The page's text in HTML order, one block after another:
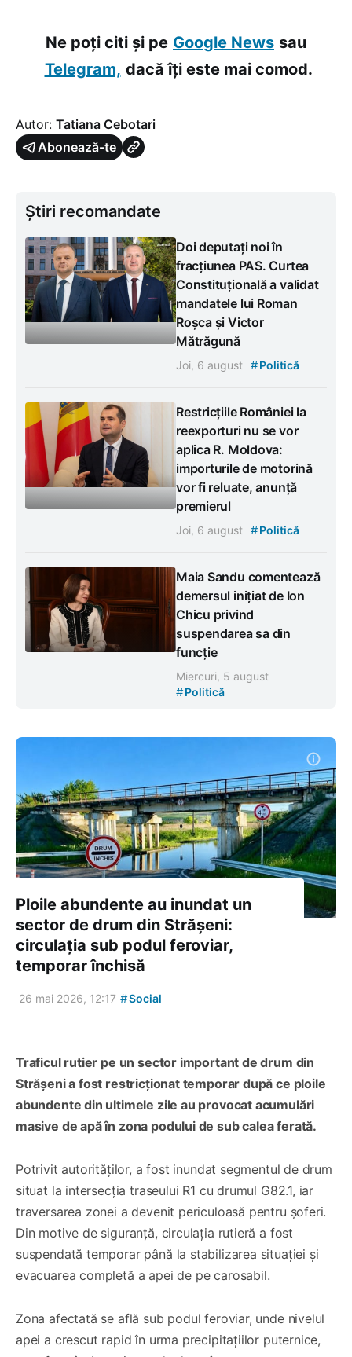
Ne poți citi și pe Google News sau
Telegram, dacă îți este mai comod.
Autor: Tatiana Cebotari
Abonează-te
Știri recomandate
Doi deputați noi în
fracțiunea PAS. Curtea
Constituțională a validat
mandatele lui Roman
Roșca și Victor
Mătrăgună
Joi, 6 august #Politică
Restricțiile României la
reexporturi nu se vor
aplica R. Moldova:
importurile de motorină
vor fi reluate, anunță
premierul
Joi, 6 august #Politică
Maia Sandu comentează
demersul inițiat de Ion
Chicu privind
suspendarea sa din
funcție
Miercuri, 5 august
#Politică
Ploile abundente au inundat un
sector de drum din Strășeni:
circulația sub podul feroviar,
temporar închisă
26 mai 2026, 12:17 #Social
Traficul rutier pe un sector important de drum din
Strășeni a fost restricționat temporar după ce ploile
abundente din ultimele zile au provocat acumulări
masive de apă în zona podului de sub calea ferată.
Potrivit autorităților, a fost inundat segmentul de drum
situat la intersecția traseului R1 cu drumul G82.1, iar
traversarea zonei a devenit periculoasă pentru șoferi.
Din motive de siguranță, circulația rutieră a fost
suspendată temporar până la stabilizarea situației și
evacuarea completă a apei de pe carosabil.
Zona afectată se află sub podul feroviar, unde nivelul
apei a crescut rapid în urma precipitațiilor puternice,